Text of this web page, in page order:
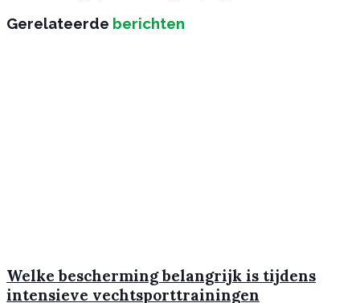
Gerelateerde berichten
Welke bescherming belangrijk is tijdens
intensieve vechtsporttrainingen